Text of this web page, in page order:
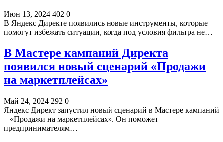
Июн 13, 2024 402 0
В Яндекс Директе появились новые инструменты, которые
помогут избежать ситуации, когда под условия фильтра не…
В Мастере кампаний Директа
появился новый сценарий «Продажи
на маркетплейсах»
Май 24, 2024 292 0
Яндекс Директ запустил новый сценарий в Мастере кампаний
– «Продажи на маркетплейсах». Он поможет
предпринимателям…